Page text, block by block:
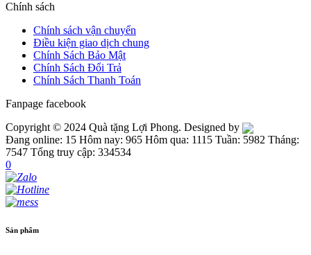
Chính sách
Chính sách vận chuyển
Điều kiện giao dịch chung
Chính Sách Bảo Mật
Chính Sách Đổi Trả
Chính Sách Thanh Toán
Fanpage facebook
Copyright © 2024 Quà tặng Lợi Phong. Designed by
Đang online: 15 Hôm nay: 965 Hôm qua: 1115 Tuần: 5982 Tháng:
7547 Tổng truy cập: 334534
0
Sản phẩm